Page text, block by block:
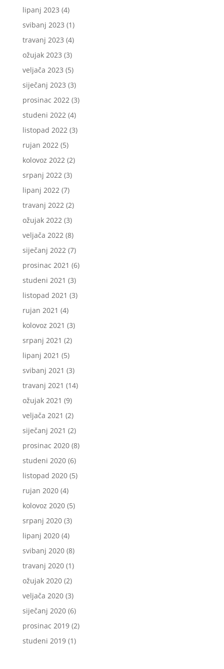
lipanj 2023 (4)
svibanj 2023 (1)
travanj 2023 (4)
ožujak 2023 (3)
veljača 2023 (5)
siječanj 2023 (3)
prosinac 2022(3)
studeni 2022(4)
listopad 2022(3)
rujan 2022(5)
kolovoz 2022(2)
srpanj 2022(3)
lipanj 2022(7)
travanj 2022(2)
ožujak 2022(3)
veljača 2022(8)
siječanj 2022(7)
prosinac 2021 (6)
studeni 2021 (3)
listopad 2021 (3)
rujan 2021 (4)
kolovoz 2021 (3)
srpanj 2021 (2)
lipanj 2021 (5)
svibanj 2021 (3)
travanj 2021 (14)
ožujak 2021 (9)
veljača 2021 (2)
siječanj 2021 (2)
prosinac 2020(8)
studeni 2020(6)
listopad 2020(5)
rujan 2020(4)
kolovoz 2020(5)
srpanj 2020(3)
lipanj 2020(4)
svibanj 2020(8)
travanj 2020(1)
ožujak 2020(2)
veljača 2020(3)
siječanj 2020(6)
prosinac 2019(2)
studeni 2019(1)